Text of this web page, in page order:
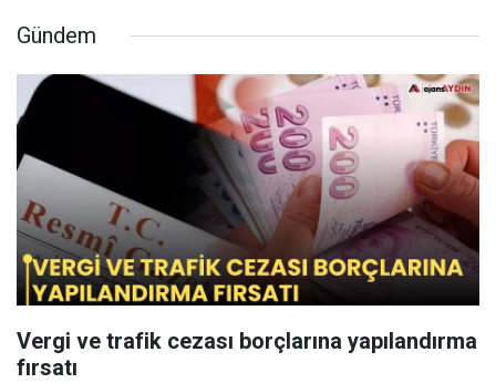
Gündem
Vergi ve trafik cezası borçlarına yapılandırma
fırsatı